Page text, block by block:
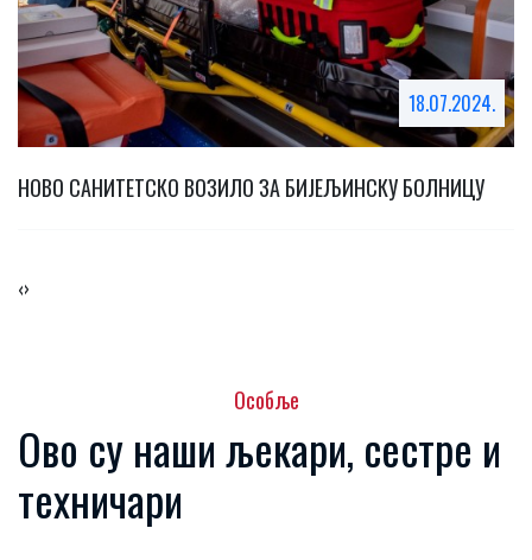
18.07.2024.
НОВО САНИТЕТСКО ВОЗИЛО ЗА БИЈЕЉИНСКУ БОЛНИЦУ
‹›
Особље
Ово су наши љекари, сестре и
техничари